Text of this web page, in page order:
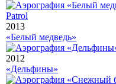
2013
«Белый медведь»
2012
«Дельфины»